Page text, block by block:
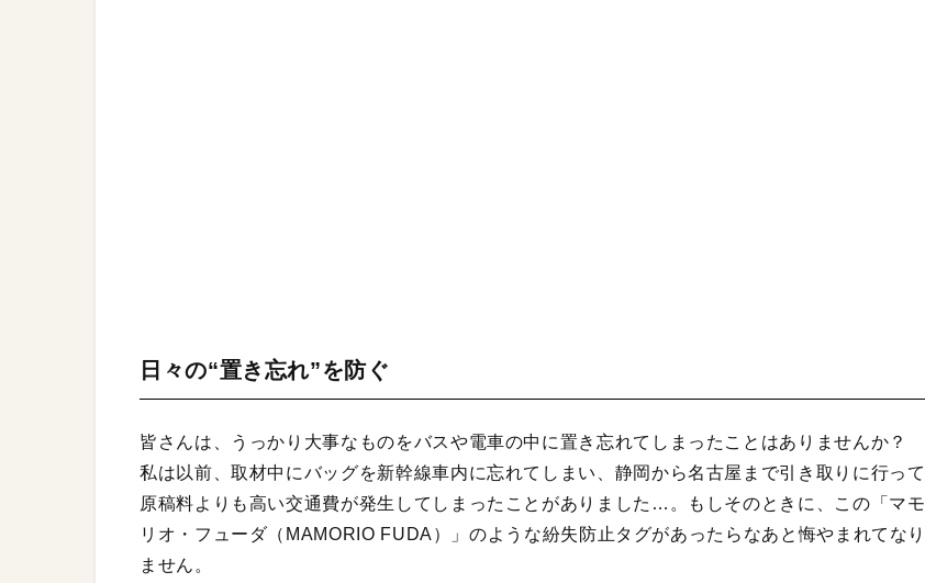
日々の“置き忘れ”を防ぐ
皆さんは、うっかり大事なものをバスや電車の中に置き忘れてしまったことはありませんか？
私は以前、取材中にバッグを新幹線車内に忘れてしまい、静岡から名古屋まで引き取りに行って
原稿料よりも高い交通費が発生してしまったことがありました…。もしそのときに、この「マモ
リオ・フューダ（MAMORIO FUDA）」のような紛失防止タグがあったらなあと悔やまれてなり
ません。